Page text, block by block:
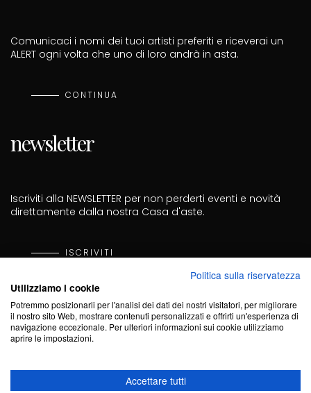
Comunicaci i nomi dei tuoi artisti preferiti e riceverai un
ALERT ogni volta che uno di loro andrà in asta.
CONTINUA
newsletter
Iscriviti alla NEWSLETTER per non perderti eventi e novità
direttamente dalla nostra Casa d'aste.
ISCRIVITI
Cod. Fisc. PRZGNN70D27A182I - P. Iva 02703440061 - Cod.
Sdi KRRH6B9
Politica sulla riservatezza
Utilizziamo i cookie
Potremmo posizionarli per l'analisi dei dati dei nostri visitatori, per migliorare
il nostro sito Web, mostrare contenuti personalizzati e offrirti un'esperienza di
navigazione eccezionale. Per ulteriori informazioni sui cookie utilizziamo
aprire le impostazioni.
Accettare tutti